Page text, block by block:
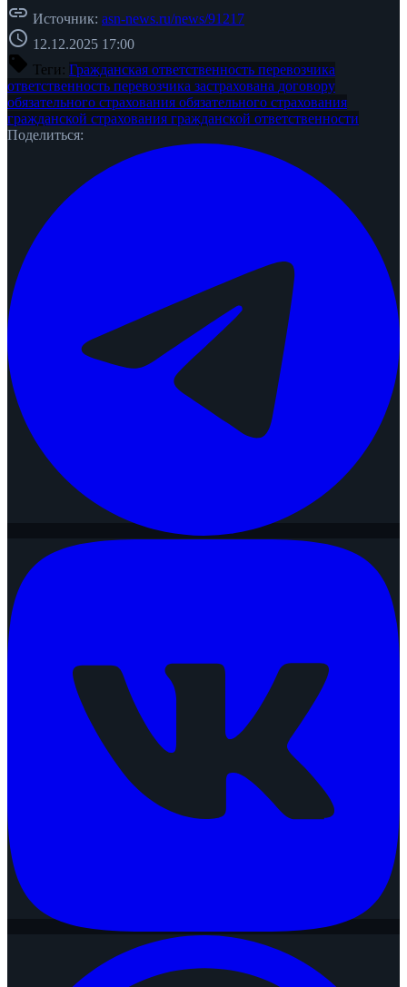
link Источник: asn-news.ru/news/91217
schedule 12.12.2025 17:00
sell Теги: Гражданская ответственность перевозчика
ответственность перевозчика застрахована договору
обязательного страхования обязательного страхования
гражданской страхования гражданской ответственности
Поделиться: